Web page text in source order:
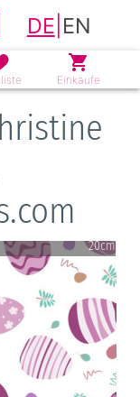
DE EN
Einkäufe
20cm